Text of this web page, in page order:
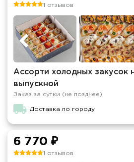
1 отзывов
Ассорти холодных закусок
выпускной
Заказ за сутки (не позднее)
Доставка по городу
6 770 ₽
1 отзывов